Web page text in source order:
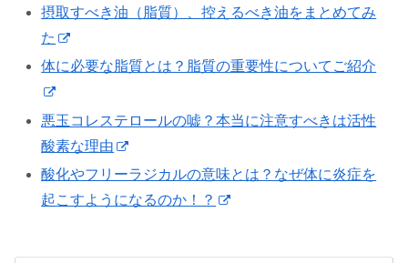
摂取すべき油（脂質）、控えるべき油をまとめてみ
た
体に必要な脂質とは？脂質の重要性についてご紹介
悪玉コレステロールの嘘？本当に注意すべきは活性
酸素な理由
酸化やフリーラジカルの意味とは？なぜ体に炎症を
起こすようになるのか！？